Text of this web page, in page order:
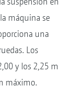
máquina se
una
Los
y los 2,25 m
máximo.